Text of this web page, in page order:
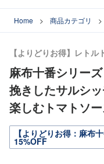
Home 商品カテゴリ
【よりどりお得】レトル
麻布十番シリー
挽きしたサルシ
楽しむトマトソ
【よりどりお得：麻布
15%OFF